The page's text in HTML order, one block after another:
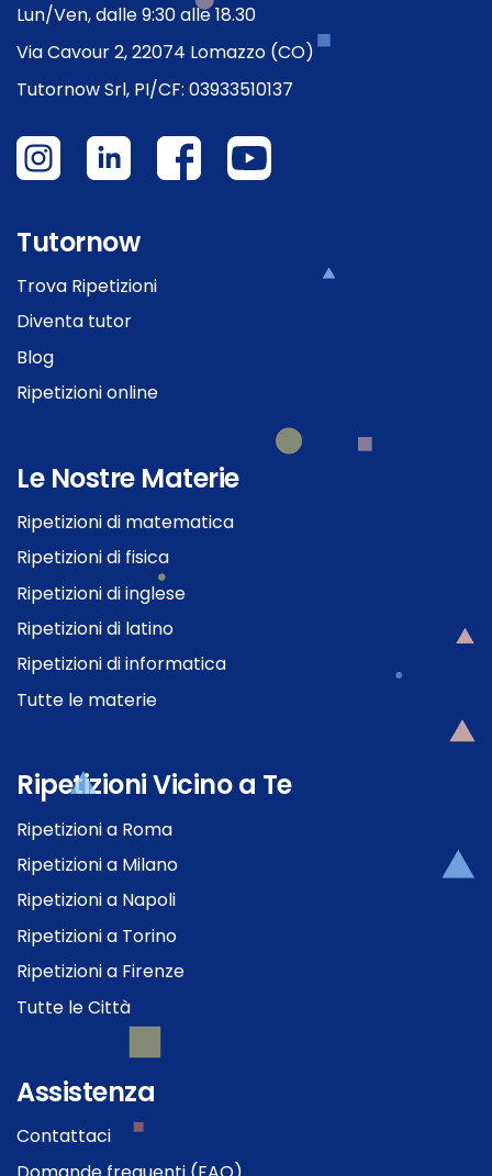
Lun/Ven, dalle 9:30 alle 18.30
Via Cavour 2, 22074 Lomazzo (CO)
Tutornow Srl, PI/CF: 03933510137
Tutornow
Trova Ripetizioni
Diventa tutor
Blog
Ripetizioni online
Le Nostre Materie
Ripetizioni di matematica
Ripetizioni di fisica
Ripetizioni di inglese
Ripetizioni di latino
Ripetizioni di informatica
Tutte le materie
Ripetizioni Vicino a Te
Ripetizioni a Roma
Ripetizioni a Milano
Ripetizioni a Napoli
Ripetizioni a Torino
Ripetizioni a Firenze
Tutte le Città
Assistenza
Contattaci